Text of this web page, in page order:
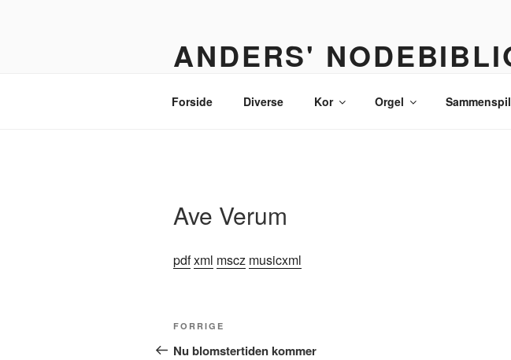
ANDERS'
Forside Diverse Kor Orgel Sammenspil
Ave Verum
pdfxml mscz musicxml
Indlægsnavigation
Forrige
indlæg
FORRIGE
Nu blomstertiden kommer